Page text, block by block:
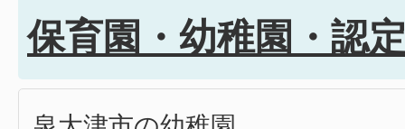
保育園・幼稚園・認